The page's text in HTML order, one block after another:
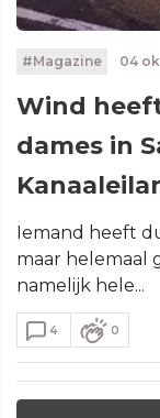
#Magazine 04
Wind
dames in
Iemand heeft
maar helemaal
namelijk hele...
4 0